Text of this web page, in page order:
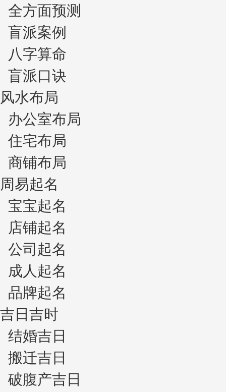
全方面预测
盲派案例
八字算命
盲派口诀
风水布局
办公室布局
住宅布局
商铺布局
周易起名
宝宝起名
店铺起名
公司起名
成人起名
品牌起名
吉日吉时
结婚吉日
搬迁吉日
破腹产吉日